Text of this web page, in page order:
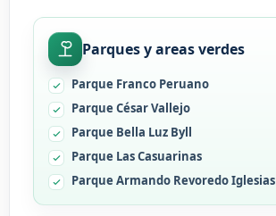
Parques y areas verdes
Parque Franco Peruano
Parque César Vallejo
Parque Bella Luz Byll
Parque Las Casuarinas
Parque Armando Revoredo Iglesias